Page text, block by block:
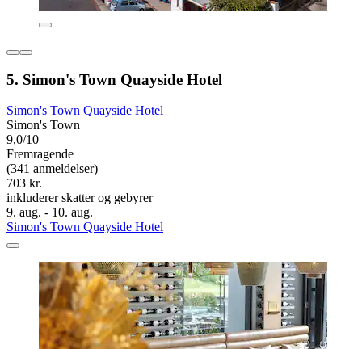
5. Simon's Town Quayside Hotel
Simon's Town Quayside Hotel
Simon's Town
9,0/10
Fremragende
(341 anmeldelser)
703 kr.
inkluderer skatter og gebyrer
9. aug. - 10. aug.
Simon's Town Quayside Hotel